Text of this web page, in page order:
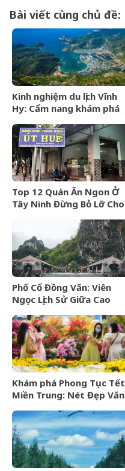
Bài viết cùng chủ đề:
Kinh nghiệm du lịch Vĩnh
Hy: Cẩm nang khám phá
Ninh Thuận
Top 12 Quán Ăn Ngon Ở
Tây Ninh Đừng Bỏ Lỡ Cho
Phố Cổ Đồng Văn: Viên
Ngọc Lịch Sử Giữa Cao
Khám phá Phong Tục Tết
Miền Trung: Nét Đẹp Văn